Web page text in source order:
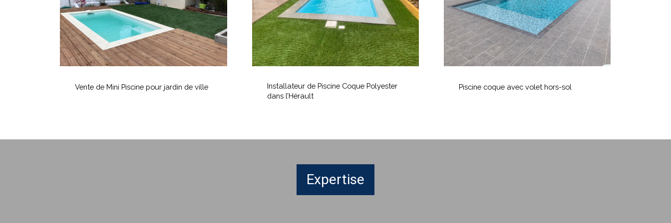
jardin
de
ville
Vente de Mini Piscine pour jardin de ville
dans
l’Hérault
Piscine
Installateur de Piscine Coque Polyester
dans l’Hérault
sol
coquePiscine coque avec volet hors-sol
Expertise